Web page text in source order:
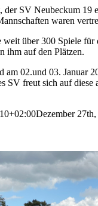
SV Neubeckum 19
waren
über 300 Spiele für
ihm auf den Plätzen.
am 02.und 03. Januar
SV freut sich auf
Dezember